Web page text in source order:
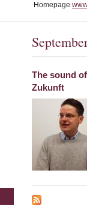
Homepage
The sound
Zukunft